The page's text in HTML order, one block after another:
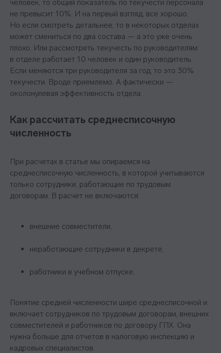
человек, то общий показатель по текучести персонала
не превысит 10%. И на первый взгляд, все хорошо.
Но если смотреть детальнее, то в некоторых отделах
может смениться по два состава — а это уже очень
плохо. Или рассмотреть текучесть по руководителям:
в отделе работает 10 человек и один руководитель.
Если меняются три руководителя за год, то это 30%
текучести. Вроде приемлемо. А фактически —
околонулевая эффективность отдела.
Как рассчитать среднесписочную
численность
При расчетах в статье мы опираемся на
среднесписочную численность, в которой учитываются
только сотрудники, работающие по трудовым
договорам. В расчет не включаются:
внешние совместители,
неработающие сотрудники в декрете,
работники в учебном отпуске.
Понятие средней численности шире среднесписочной и
включает сотрудников по трудовым договорам, внешних
совместителей и работников по договору ГПХ. Она
нужна больше для отчетов в налоговую инспекцию и
кадровых специалистов.